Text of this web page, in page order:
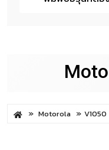
Motorola V1050